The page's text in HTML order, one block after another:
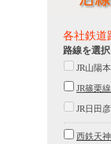
各社鉄道
路線を選
JR山陽
JR篠栗線
JR日田
西鉄天